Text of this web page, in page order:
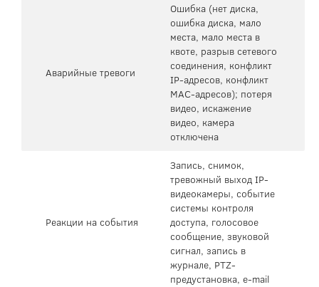
Аварийные тревоги
Ошибка (нет диска,
ошибка диска, мало
места, мало места в
квоте, разрыв сетевого
соединения, конфликт
IP-адресов, конфликт
MAC-адресов); потеря
видео, искажение
видео, камера
отключена
Реакции на события
Запись, снимок,
тревожный выход IP-
видеокамеры, событие
системы контроля
доступа, голосовое
сообщение, звуковой
сигнал, запись в
журнале, PTZ-
предустановка, e-mail